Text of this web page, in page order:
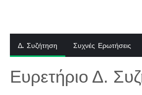
Δ. Συζήτηση Συχνές Ερωτήσεις
Ευρετήριο Δ.